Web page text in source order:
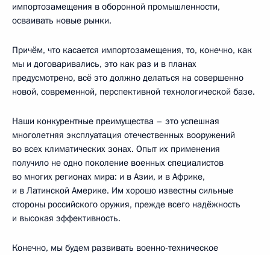
импортозамещения в оборонной промышленности,
осваивать новые рынки.
Причём, что касается импортозамещения, то, конечно, как
мы и договаривались, это как раз и в планах
предусмотрено, всё это должно делаться на совершенно
новой, современной, перспективной технологической базе.
Наши конкурентные преимущества – это успешная
многолетняя эксплуатация отечественных вооружений
во всех климатических зонах. Опыт их применения
получило не одно поколение военных специалистов
во многих регионах мира: и в Азии, и в Африке,
и в Латинской Америке. Им хорошо известны сильные
стороны российского оружия, прежде всего надёжность
и высокая эффективность.
Конечно, мы будем развивать военно-техническое